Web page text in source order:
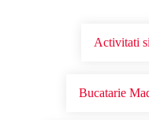
Activitati
Bucatarie